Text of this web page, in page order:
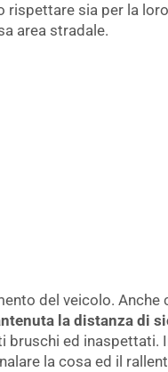
rispettare sia per la
area stradale.
del veicolo. Anche
la distanza di
ed inaspettati.
la cosa ed il